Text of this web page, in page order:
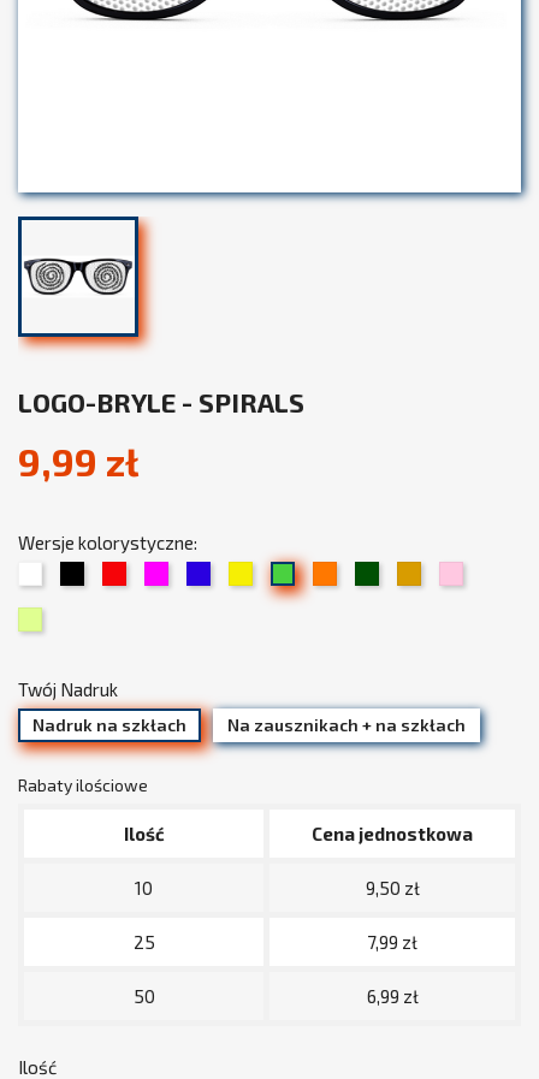
LOGO-BRYLE - SPIRALS
9,99 zł
Wersje kolorystyczne:
Chabrowy
Żółty
08
Zielony
Twój Nadruk
Nadruk na szkłach Na zausznikach + na szkłach
Rabaty ilościowe
Ilość Cena jednostkowa
10 9,50 zł
25 7,99 zł
50 6,99 zł
Ilość